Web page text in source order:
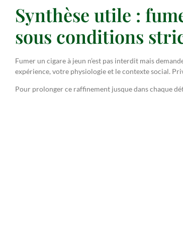
Synthèse utile :
sous conditions
Fumer un cigare à jeun n’est pas interdit mais
expérience, votre physiologie et le contexte social.
Pour prolonger ce raffinement jusque dans chaque